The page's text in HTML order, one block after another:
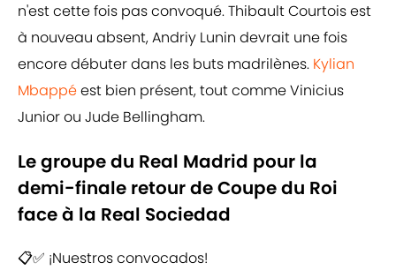
n'est cette fois pas convoqué. Thibault Courtois est
à nouveau absent, Andriy Lunin devrait une fois
encore débuter dans les buts madrilènes. Kylian
Mbappéest bien présent, tout comme Vinicius
Junior ou Jude Bellingham.
Le groupe du Real Madrid pour la
demi-finale retour de Coupe du Roi
face à la Real Sociedad
📋✅ ¡Nuestros convocados!